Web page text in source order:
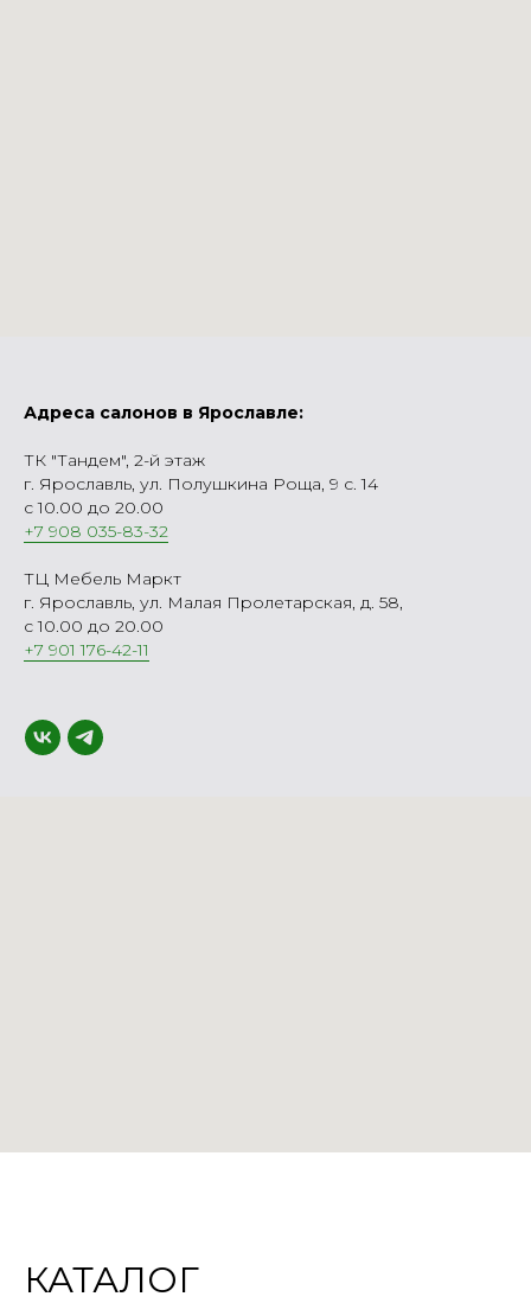
Адреса салонов в Ярославле:
ТК "Тандем", 2-й этаж
г. Ярославль, ул. Полушкина Роща, 9 с. 14
с 10.00 до 20.00
+7 908 035-83-32
ТЦ Мебель Маркт
г. Ярославль, ул. Малая Пролетарская, д. 58,
с 10.00 до 20.00
+7 901 176-42-11
КАТАЛОГ